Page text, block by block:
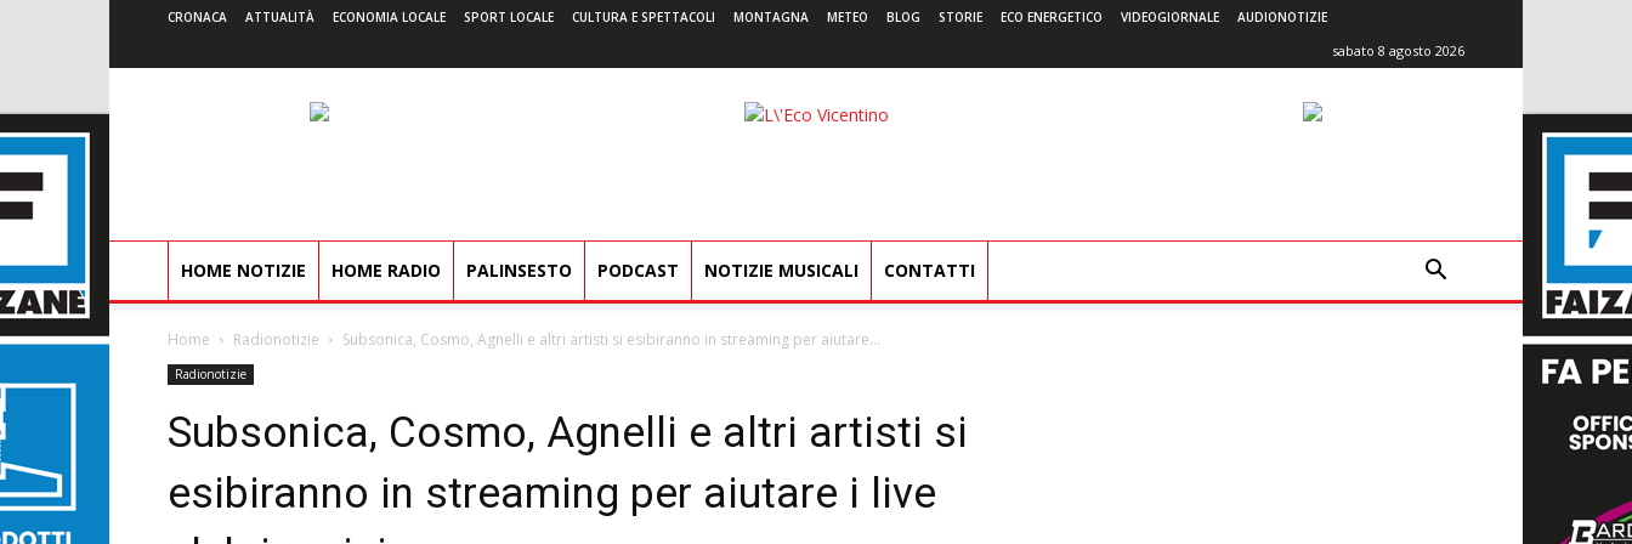
CRONACA ATTUALITÀ ECONOMIA LOCALE SPORT LOCALE CULTURA E SPETTACOLI MONTAGNA METEO BLOG STORIE ECO ENERGETICO VIDEOGIORNALE AUDIONOTIZIE
sabato 8 agosto 2026
L'Eco
HOME NOTIZIE HOME RADIO PALINSESTO PODCAST NOTIZIE MUSICALI CONTATTI
Home Radionotizie Subsonica, Cosmo, Agnelli e altri artisti si esibiranno in streaming per aiutare...
Radionotizie
Subsonica, Cosmo, Agnelli e altri artisti si
esibiranno in streaming per aiutare i live